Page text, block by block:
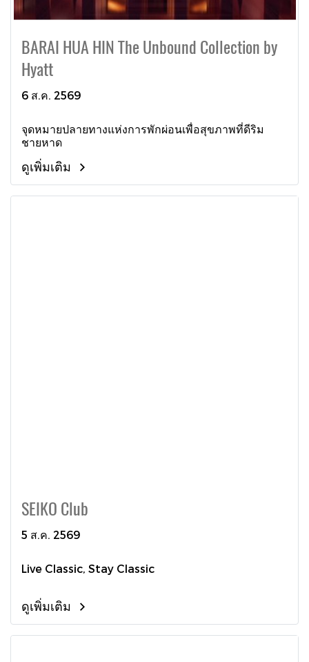
BARAI HUA HIN The Unbound Collection by
Hyatt
6 ส.ค. 2569
จุดหมายปลายทางแห่งการพักผ่อนเพื่อสุขภาพที่ดีริม
ชายหาด
ดูเพิ่มเติม
SEIKO Club
5 ส.ค. 2569
Live Classic, Stay Classic
ดูเพิ่มเติม